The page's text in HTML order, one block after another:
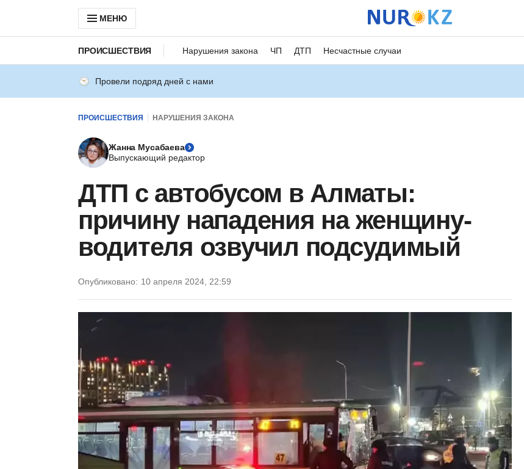
МЕНЮ
ПРОИСШЕСТВИЯ Нарушения закона ЧП ДТП Несчастные случаи
Провели подряд дней с нами
ПРОИСШЕСТВИЯ НАРУШЕНИЯ ЗАКОНА
Жанна Мусабаева
Выпускающий редактор
ДТП с автобусом в Алматы:
причину нападения на женщину-
водителя озвучил подсудимый
Опубликовано: 10 апреля 2024, 22:59